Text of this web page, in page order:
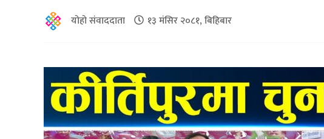
योहो संवाददाता १३ मंसिर २०८१, बिहिबार